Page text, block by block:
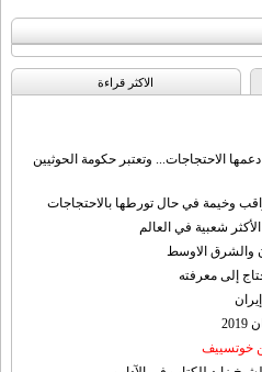
الاکثر قراءة
الاحتجاجات... وتعتبر حكومة الحوثيين
وخيمة في حال تورطها بالاحتجاجات
شعبية في العالم
والشرق الاوسط
إلى معرفته
خوتسييف